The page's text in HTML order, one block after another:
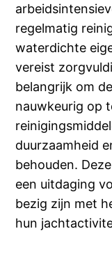
regelmatig
waterdichte
vereist
belangrijk om
nauwkeurig op
duurzaamheid
behouden.
een uitdaging
bezig zijn met
hun